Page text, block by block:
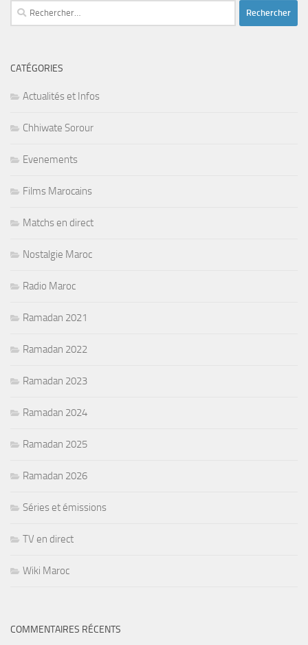
Rechercher :
CATÉGORIES
Actualités et Infos
Chhiwate Sorour
Evenements
Films Marocains
Matchs en direct
Nostalgie Maroc
Radio Maroc
Ramadan 2021
Ramadan 2022
Ramadan 2023
Ramadan 2024
Ramadan 2025
Ramadan 2026
Séries et émissions
TV en direct
Wiki Maroc
COMMENTAIRES RÉCENTS